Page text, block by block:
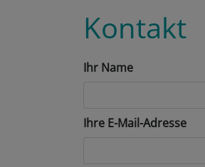
Kontakt
Ihr Name
Ihre E-Mail-Adresse